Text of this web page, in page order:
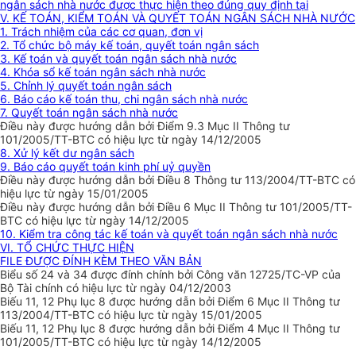
ngân sách nhà nước được thực hiện theo đúng quy định tại
V. KẾ TOÁN, KIỂM TOÁN VÀ QUYẾT TOÁN NGÂN SÁCH NHÀ NƯỚC
1. Trách nhiệm của các cơ quan, đơn vị
2. Tổ chức bộ máy kế toán, quyết toán ngân sách
3. Kế toán và quyết toán ngân sách nhà nước
4. Khóa sổ kế toán ngân sách nhà nước
5. Chỉnh lý quyết toán ngân sách
6. Báo cáo kế toán thu, chi ngân sách nhà nước
7. Quyết toán ngân sách nhà nước
Điều này được hướng dẫn bởi Điểm 9.3 Mục II Thông tư
101/2005/TT-BTC có hiệu lực từ ngày 14/12/2005
8. Xử lý kết dư ngân sách
9. Báo cáo quyết toán kinh phí uỷ quyền
Điều này được hướng dẫn bởi Điều 8 Thông tư 113/2004/TT-BTC có
hiệu lực từ ngày 15/01/2005
Điều này được hướng dẫn bởi Điều 6 Mục II Thông tư 101/2005/TT-
BTC có hiệu lực từ ngày 14/12/2005
10. Kiểm tra công tác kế toán và quyết toán ngân sách nhà nước
VI. TỔ CHỨC THỰC HIỆN
FILE ĐƯỢC ĐÍNH KÈM THEO VĂN BẢN
Biểu số 24 và 34 được đính chính bởi Công văn 12725/TC-VP của
Bộ Tài chính có hiệu lực từ ngày 04/12/2003
Biếu 11, 12 Phụ lục 8 được hướng dẫn bởi Điểm 6 Mục II Thông tư
113/2004/TT-BTC có hiệu lực từ ngày 15/01/2005
Biếu 11, 12 Phụ lục 8 được hướng dẫn bởi Điểm 4 Mục II Thông tư
101/2005/TT-BTC có hiệu lực từ ngày 14/12/2005